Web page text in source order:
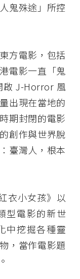
鬼殊途」所控
方電影，包括
電影一直「鬼
啟 J-Horror 風
出現在當地的
期封閉的電影
創作與世界脫
臺灣人，根本
衣小女孩》以
型電影的新世
中挖掘各種靈
，當作電影題